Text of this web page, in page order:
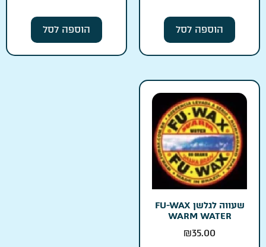
הוספה לסל הוספה לסל
שעווה לגלשן FU-WAX
WARM WATER
₪35.00